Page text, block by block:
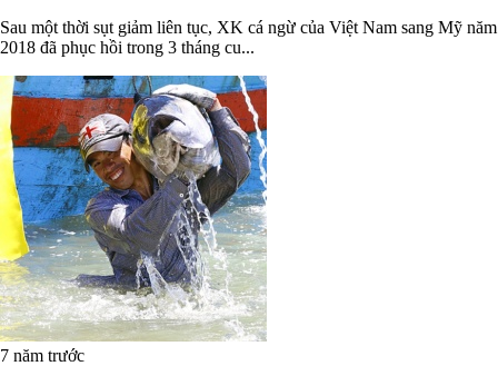
Sau một thời sụt giảm liên tục, XK cá ngừ của Việt Nam sang Mỹ năm
2018 đã phục hồi trong 3 tháng cu...
7 năm trước